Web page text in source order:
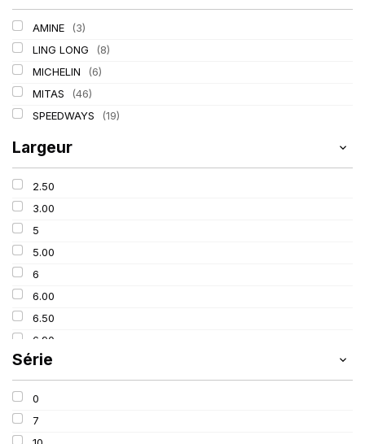
AMINE
(3)
LING LONG
(8)
MICHELIN
(6)
MITAS
(46)
SPEEDWAYS
(19)
Largeur
2.50
3.00
5
5.00
6
6.00
6.50
6.90
7
7.50
8.15
8.25
Série
0
7